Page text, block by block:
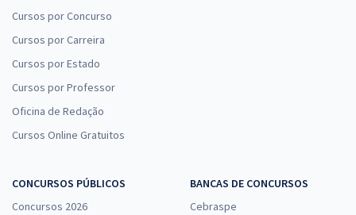
Cursos por Concurso
Cursos por Carreira
Cursos por Estado
Cursos por Professor
Oficina de Redação
Cursos Online Gratuitos
CONCURSOS PÚBLICOS
Concursos 2026
BANCAS DE CONCURSOS
Cebraspe